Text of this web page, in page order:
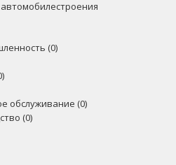
(0)
обслуживание (0)
(0)